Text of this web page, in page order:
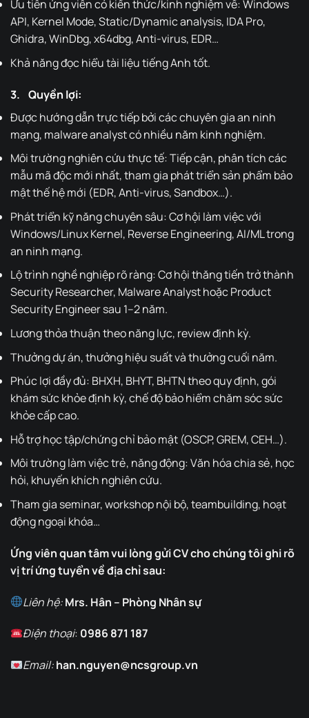
Ưu tiên ứng viên có kiến thức/kinh nghiệm về: Windows
API, Kernel Mode, Static/Dynamic analysis, IDA Pro,
Ghidra, WinDbg, x64dbg, Anti-virus, EDR…
Khả năng đọc hiểu tài liệu tiếng Anh tốt.
3. Quyền lợi:
Được hướng dẫn trực tiếp bởi các chuyên gia an ninh
mạng, malware analyst có nhiều năm kinh nghiệm.
Môi trường nghiên cứu thực tế: Tiếp cận, phân tích các
mẫu mã độc mới nhất, tham gia phát triển sản phẩm bảo
mật thế hệ mới (EDR, Anti-virus, Sandbox…).
Phát triển kỹ năng chuyên sâu: Cơ hội làm việc với
Windows/Linux Kernel, Reverse Engineering, AI/ML trong
an ninh mạng.
Lộ trình nghề nghiệp rõ ràng: Cơ hội thăng tiến trở thành
Security Researcher, Malware Analyst hoặc Product
Security Engineer sau 1–2 năm.
Lương thỏa thuận theo năng lực, review định kỳ.
Thưởng dự án, thưởng hiệu suất và thưởng cuối năm.
Phúc lợi đầy đủ: BHXH, BHYT, BHTN theo quy định, gói
khám sức khỏe định kỳ, chế độ bảo hiểm chăm sóc sức
khỏe cấp cao.
Hỗ trợ học tập/chứng chỉ bảo mật (OSCP, GREM, CEH…).
Môi trường làm việc trẻ, năng động: Văn hóa chia sẻ, học
hỏi, khuyến khích nghiên cứu.
Tham gia seminar, workshop nội bộ, teambuilding, hoạt
động ngoại khóa…
Ứng viên quan tâm vui lòng gửi CV cho chúng tôi ghi rõ
vị trí ứng tuyển về địa chỉ sau:
Liên hệ:Mrs. Hân – Phòng Nhân sự
Điện thoại: 0986 871 187
Email:han.nguyen@ncsgroup.vn